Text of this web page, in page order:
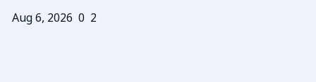
Aug 6, 2026 0 2